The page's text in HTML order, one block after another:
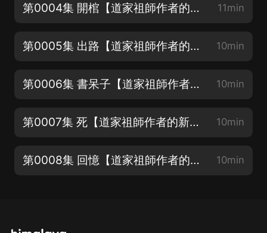
第0004集 開棺【道家祖師作者的新書《截運道師》已肥，來聽啊❤️】 11min
第0005集 出路【道家祖師作者的新書《截運道師》已肥，來聽啊❤️】 10min
第0006集 書呆子【道家祖師作者的新書《截運道師》已肥，來聽啊❤️】 10min
第0007集 死【道家祖師作者的新書《截運道師》已肥，來聽啊❤️】 10min
第0008集 回憶【道家祖師作者的新書《截運道師》已肥，來聽啊❤️】 10min